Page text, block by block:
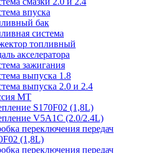
впуска
бак
система
топливный
акселератора
зажигания
выпуска 1.8
выпуска 2.0 и 2.4
МТ
S170F02 (1,8L)
V5A1C (2.0/2.4L)
переключения передач
(1,8L)
переключения передач